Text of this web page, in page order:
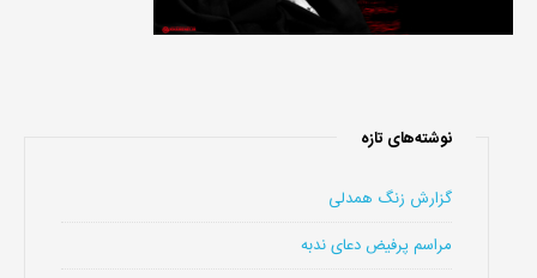
نوشته‌های تازه
گزارش زنگ همدلی
مراسم پرفیض دعای ندبه